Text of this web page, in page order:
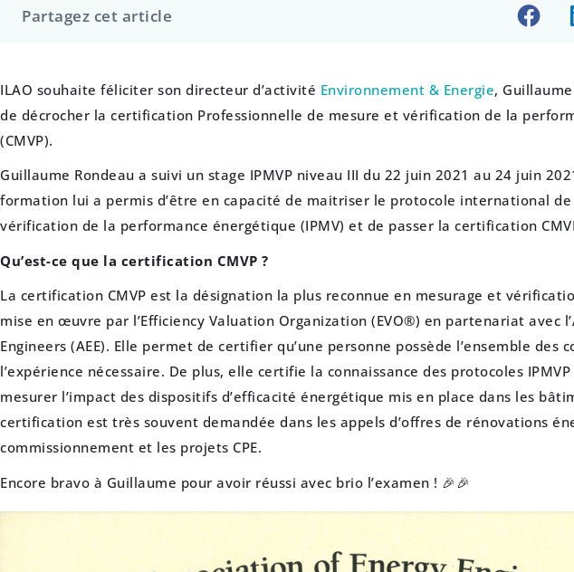
Partagez cet article
ILAO souhaite féliciter son directeur d’activité Environnement & Energie,
de décrocher la certification Professionnelle de mesure et vérification de la
(CMVP).
Guillaume Rondeau a suivi un stage IPMVP niveau III du 22 juin 2021 au 24 juin
formation lui a permis d’être en capacité de maitriser le protocole international
vérification de la performance énergétique (IPMV) et de passer la certification
Qu’est-ce que la certification CMVP ?
La certification CMVP est la désignation la plus reconnue en mesurage et
mise en œuvre par l’Efficiency Valuation Organization (EVO®) en partenariat avec
Engineers (AEE). Elle permet de certifier qu’une personne possède l’ensemble des
l’expérience nécessaire. De plus, elle certifie la connaissance des protocoles
mesurer l’impact des dispositifs d’efficacité énergétique mis en place dans les
certification est très souvent demandée dans les appels d’offres de rénovations
commissionnement et les projets CPE.
Encore bravo à Guillaume pour avoir réussi avec brio l’examen ! 🎉🎉